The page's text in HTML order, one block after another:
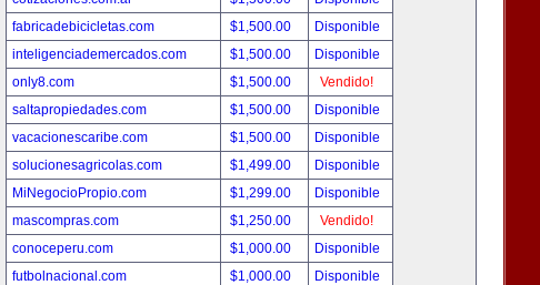
fabricadebicicletas.com
$1,500.00
Disponible
inteligenciademercados.com
$1,500.00
Disponible
only8.com
$1,500.00
Vendido!
saltapropiedades.com
$1,500.00
Disponible
vacacionescaribe.com
$1,500.00
Disponible
solucionesagricolas.com
$1,499.00
Disponible
MiNegocioPropio.com
$1,299.00
Disponible
mascompras.com
$1,250.00
Vendido!
conoceperu.com
$1,000.00
Disponible
futbolnacional.com
$1,000.00
Disponible